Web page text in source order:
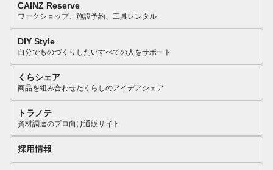
CAINZ Reserve
ワークショップ、施設予約、工具レンタル
DIY Style
自分でものづくりしたいすべての人をサポート
くらシェア
商品を組み合わせたくらしのアイデアシェア
トラノテ
資材調達のプロ向け通販サイト
採用情報